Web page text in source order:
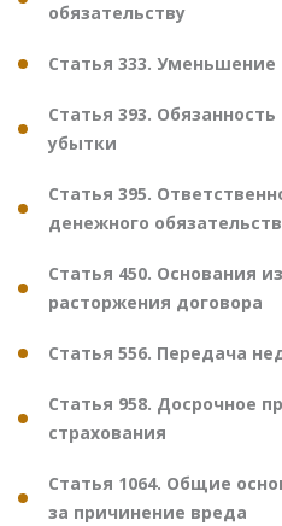
обязательству
Статья 333. Уменьшение
Статья 393.
убытки
Статья 395.
денежного
Статья 450. Основания
расторжения договора
Статья 556. Передача
Статья 958. Досрочное
страхования
Статья 1064. Общие
за причинение вреда